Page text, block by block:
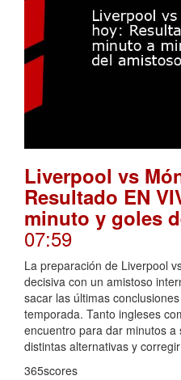
Liverpool vs
Resultado EN
minuto y goles
07:59
La preparación de Liverpool
decisiva con un amistoso
sacar las últimas
temporada. Tanto ingleses
encuentro para dar minutos
distintas alternativas y
365scores